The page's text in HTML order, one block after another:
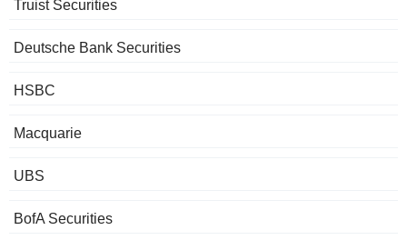
Truist Securities
Deutsche Bank Securities
HSBC
Macquarie
UBS
BofA Securities